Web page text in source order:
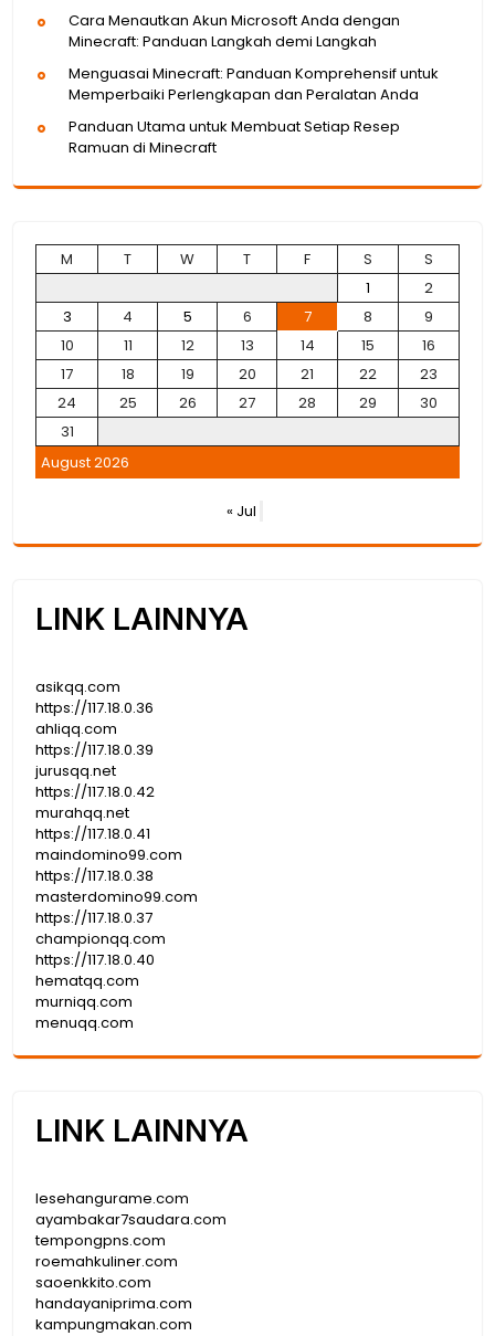
Cara Menautkan Akun Microsoft Anda dengan
Minecraft: Panduan Langkah demi Langkah
Menguasai Minecraft: Panduan Komprehensif untuk
Memperbaiki Perlengkapan dan Peralatan Anda
Panduan Utama untuk Membuat Setiap Resep
Ramuan di Minecraft
August 2026
M T W T F S
S
1
2
3
4 5 6 7 8
9
10
11 12 13 14 15
16
17
18 19 20 21 22
23
24
25 26 27 28 29
30
31
« Jul
LINK LAINNYA
asikqq.com
https://117.18.0.36
ahliqq.com
https://117.18.0.39
jurusqq.net
https://117.18.0.42
murahqq.net
https://117.18.0.41
maindomino99.com
https://117.18.0.38
masterdomino99.com
https://117.18.0.37
championqq.com
https://117.18.0.40
hematqq.com
murniqq.com
menuqq.com
LINK LAINNYA
lesehangurame.com
ayambakar7saudara.com
tempongpns.com
roemahkuliner.com
saoenkkito.com
handayaniprima.com
kampungmakan.com